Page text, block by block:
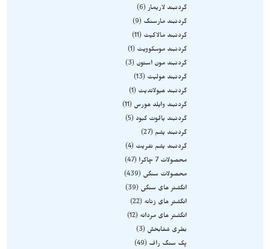
گردنبند لاریمار 6
گردنبند مارسنگ
9
گردنبند مالاکیت
11
گردنبند موسکوویت
1
گردنبند مون استون
3
گردنبند هولیت
13
گردنبند هیولاندیت
1
گردنبند وایلد هورس
11
گردنبند یاقوت کبود
5
گردنبند یشم
27
گردنبند یشم نفریت
4
محصولات 7 چاکرا
47
محصولات سنگی
439
انگشتر های سنگی
39
انگشتر های زنانه
22
انگشتر های مردانه
12
بطری شفابخش
3
پک سنگ راف
49